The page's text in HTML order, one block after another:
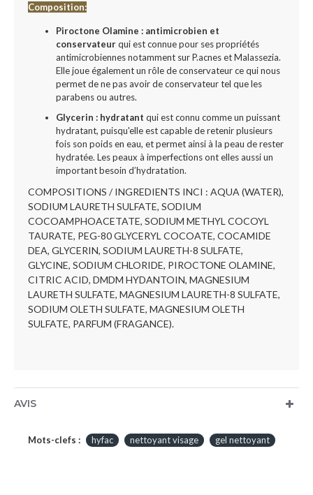
Composition:
Piroctone Olamine : antimicrobien et
conservateurqui est connue pour ses propriétés
antimicrobiennes notamment sur P.acnes et Malassezia.
Elle joue également un rôle de conservateur ce qui nous
permet de ne pas avoir de conservateur tel que les
parabens ou autres.
Glycerin : hydratant qui est connu comme un puissant
hydratant, puisqu'elle est capable de retenir plusieurs
fois son poids en eau, et permet ainsi à la peau de rester
hydratée. Les peaux à imperfections ont elles aussi un
important besoin d’hydratation.
COMPOSITIONS / INGREDIENTS INCI : AQUA (WATER),
SODIUM LAURETH SULFATE, SODIUM
COCOAMPHOACETATE, SODIUM METHYL COCOYL
TAURATE, PEG-80 GLYCERYL COCOATE, COCAMIDE
DEA, GLYCERIN, SODIUM LAURETH-8 SULFATE,
GLYCINE, SODIUM CHLORIDE, PIROCTONE OLAMINE,
CITRIC ACID, DMDM HYDANTOIN, MAGNESIUM
LAURETH SULFATE, MAGNESIUM LAURETH-8 SULFATE,
SODIUM OLETH SULFATE, MAGNESIUM OLETH
SULFATE, PARFUM (FRAGANCE).
AVIS
Mots-clefs : hyfac nettoyant visage gel nettoyant